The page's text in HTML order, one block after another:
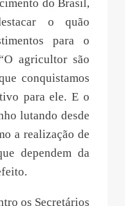
do Brasil,
o quão
para o
agricultor são
conquistamos
para ele. E o
lutando desde
a realização de
dependem da
os Secretários